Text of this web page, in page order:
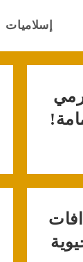
إسلاميات